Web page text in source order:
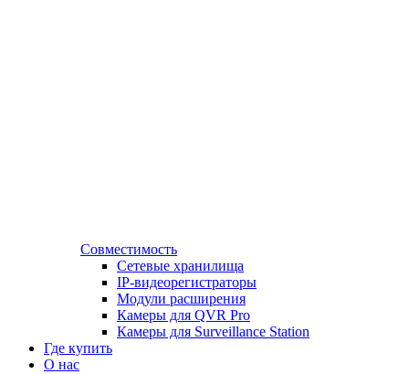
Совместимость
Сетевые хранилища
IP-видеорегистраторы
Модули расширения
Камеры для QVR Pro
Камеры для Surveillance Station
Где купить
О нас